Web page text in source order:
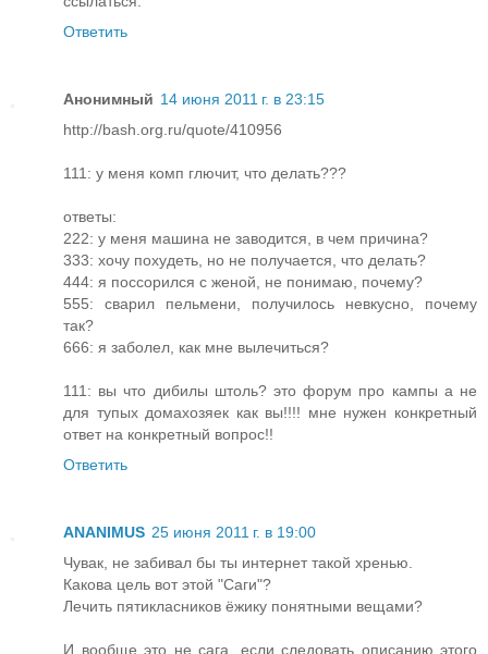
Ответить
Анонимный 14 июня 2011 г. в 23:15
http://bash.org.ru/quote/410956
111: у меня комп глючит, что делать???
ответы:
222: у меня машина не заводится, в чем причина?
333: хочу похудеть, но не получается, что делать?
444: я поссорился с женой, не понимаю, почему?
555: сварил пельмени, получилось невкусно, почему
так?
666: я заболел, как мне вылечиться?
111: вы что дибилы штоль? это форум про кампы а не
для тупых домахозяек как вы!!!! мне нужен конкретный
ответ на конкретный вопрос!!
Ответить
ANANIMUS 25 июня 2011 г. в 19:00
Чувак, не забивал бы ты интернет такой хренью.
Какова цель вот этой "Саги"?
Лечить пятикласников ёжику понятными вещами?
И вообще это не сага, если следовать описанию этого